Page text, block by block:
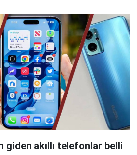
giden akıllı telefonlar belli